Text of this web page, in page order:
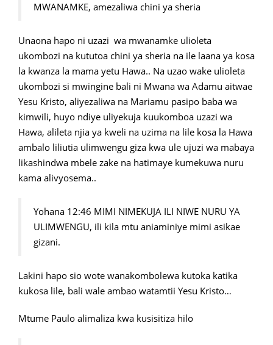
MWANAMKE, amezaliwa chini ya sheria
Unaona hapo ni uzazi wa mwanamke ulioleta
ukombozi na kututoa chini ya sheria na ile laana ya kosa
la kwanza la mama yetu Hawa.. Na uzao wake ulioleta
ukombozi si mwingine bali ni Mwana wa Adamu aitwae
Yesu Kristo, aliyezaliwa na Mariamu pasipo baba wa
kimwili, huyo ndiye uliyekuja kuukomboa uzazi wa
Hawa, alileta njia ya kweli na uzima na lile kosa la Hawa
ambalo liliutia ulimwengu giza kwa ule ujuzi wa mabaya
likashindwa mbele zake na hatimaye kumekuwa nuru
kama alivyosema..
Yohana 12:46 MIMI NIMEKUJA ILI NIWE NURU YA
ULIMWENGU, ili kila mtu aniaminiye mimi asikae
gizani.
Lakini hapo sio wote wanakombolewa kutoka katika
kukosa lile, bali wale ambao watamtii Yesu Kristo…
Mtume Paulo alimaliza kwa kusisitiza hilo